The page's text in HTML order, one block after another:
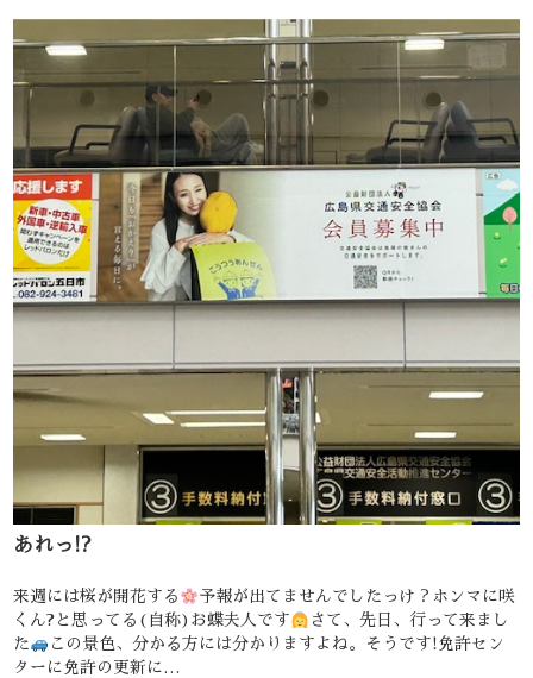
あれっ!?
来週には桜が開花する
予報が出てませんでしたっけ？ホンマに咲
くん?と思ってる(自称)お蝶夫人です
さて、先日、行って来まし
た
この景色、分かる方には分かりますよね。そうです!免許セン
ターに免許の更新に…